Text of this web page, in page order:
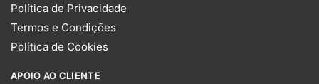
Política de Privacidade
Termos e Condições
Política de Cookies
APOIO AO CLIENTE